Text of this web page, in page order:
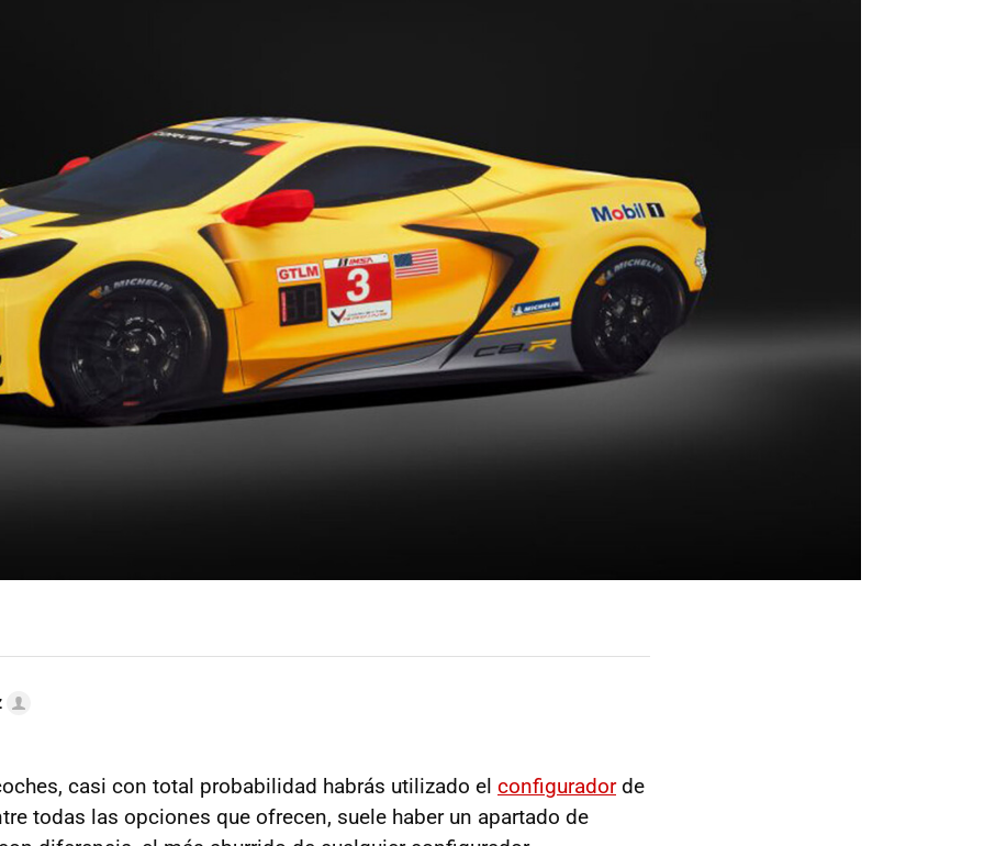
casi con total probabilidad habrás utilizado el configuradorde
todas las opciones que ofrecen, suele haber un apartado de